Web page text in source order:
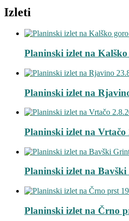
Izleti
Planinski izlet na
Planinski izlet na
Planinski izlet na Vrtačo
Planinski izlet na Bavški
Planinski izlet na Črno